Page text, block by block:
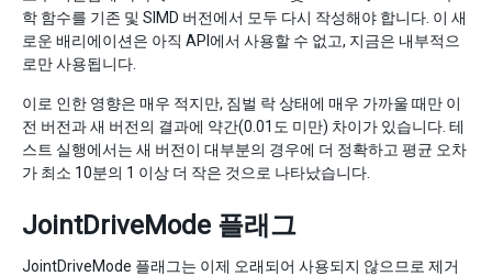
학 함수를 기존 및 SIMD 버전에서 모두 다시 작성해야 합니다. 이 새
로운 배리에이션은 아직 API에서 사용할 수 없고, 지금은 내부적으
로만 사용됩니다.
이로 인한 영향은 매우 적지만, 짐벌 락 상태에 매우 가까울 때만 이
전 버전과 새 버전의 결과에 약간(0.01도 미만) 차이가 있습니다. 테
스트 실행에서는 새 버전이 대부분의 경우에 더 정확하고 평균 오차
가 최소 10분의 1 이상 더 작은 것으로 나타났습니다.
JointDriveMode 플래그
JointDriveMode 플래그는 이제 오래되어 사용되지 않으므로 제거